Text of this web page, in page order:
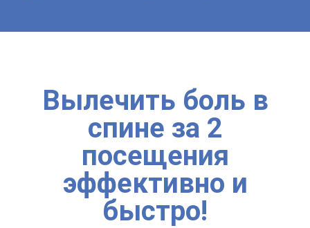
Вылечить боль в
спине за 2
посещения
эффективно и
быстро!